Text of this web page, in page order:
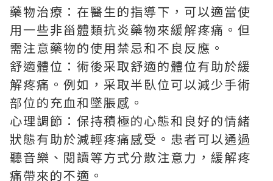
藥物治療：在醫生的指導下，可以適當使
用一些非甾體類抗炎藥物來緩解疼痛。但
需注意藥物的使用禁忌和不良反應。
舒適體位：術後采取舒適的體位有助於緩
解疼痛。例如，采取半臥位可以減少手術
部位的充血和墜脹感。
心理調節：保持積極的心態和良好的情緒
狀態有助於減輕疼痛感受。患者可以通過
聽音樂、閱讀等方式分散注意力，緩解疼
痛帶來的不適。